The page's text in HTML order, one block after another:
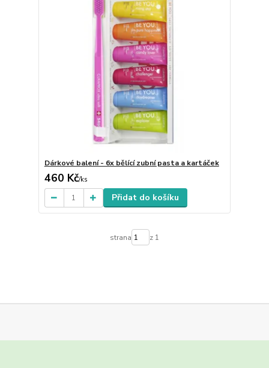
Dárkové balení - 6x bělící zubní pasta a kartáček
460 Kč/ks
Přidat do košíku
strana z 1